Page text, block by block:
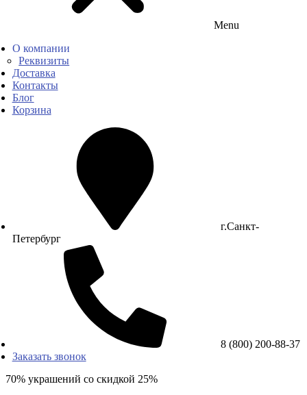
Menu
О компании
Реквизиты
Доставка
Контакты
Блог
Корзина
г.Санкт-
Петербург
8 (800) 200-88-37
Заказать звонок
70% украшений со скидкой 25%